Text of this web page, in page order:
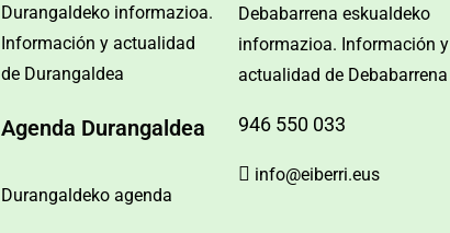
Durangaldeko informazioa.
Información y actualidad
de Durangaldea
Agenda Durangaldea
Durangaldeko agenda
Debabarrena eskualdeko
informazioa. Información y
actualidad de Debabarrena
946 550 033
info@eiberri.eus